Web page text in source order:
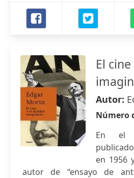
El
Autor:
Número
En el
en 1956
autor de “ensayo de